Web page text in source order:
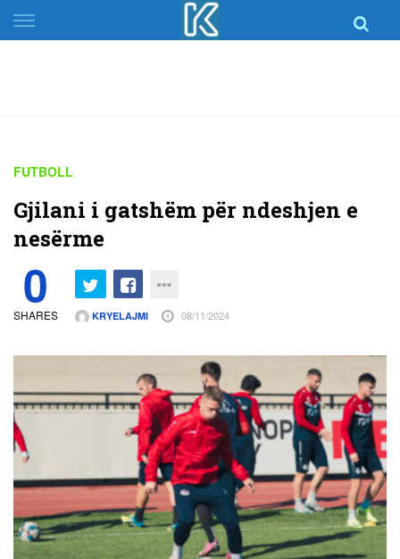
Skip
to
FUTBOLL
Gjilani i gatshëm për ndeshjen e
nesërme
0
SHARES KRYELAJMI 08/11/2024